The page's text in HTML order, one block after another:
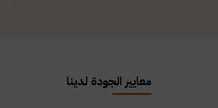
معايير الجودة لدينا